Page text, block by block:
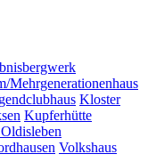
Mehrgenerationenhaus
Kloster
Kupferhütte
Volkshaus